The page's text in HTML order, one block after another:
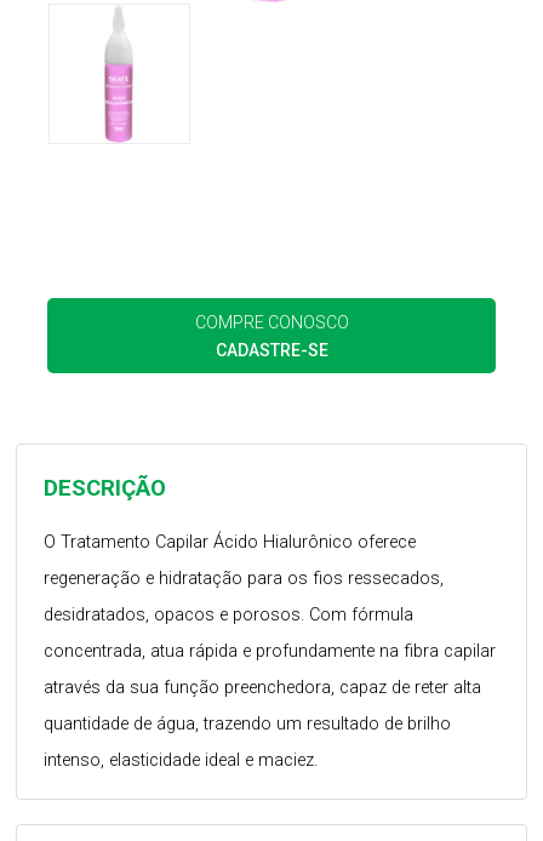
COMPRE CONOSCO
CADASTRE-SE
DESCRIÇÃO
O Tratamento Capilar Ácido Hialurônico oferece
regeneração e hidratação para os fios ressecados,
desidratados, opacos e porosos. Com fórmula
concentrada, atua rápida e profundamente na fibra capilar
através da sua função preenchedora, capaz de reter alta
quantidade de água, trazendo um resultado de brilho
intenso, elasticidade ideal e maciez.